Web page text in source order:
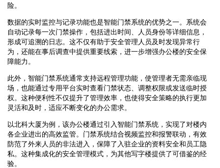
险。
数据的实时监控与记录功能也是智能门禁系统的优势之一。系统会
自动记录每一次门禁操作，包括进出时间、人员身份等详细信息，
形成可追溯的日志。这不仅有助于安全管理人员及时发现异常行
为，还能在事后调查中提供重要线索，进一步增强办公楼的安全保
障能力。
此外，智能门禁系统通常支持远程管理功能，使管理者无需亲临现
场，也能通过专用平台实时查看门禁状态、调整权限或发送临时授
权。这种便利性不仅提升了管理效率，也使得安全策略的执行更加
灵活和及时，适应不断变化的办公需求。
以北科大厦为例，该办公楼通过引入智能门禁系统，实现了对楼内
各企业进出的高效监管。门禁系统结合视频监控和报警联动，有效
防范了外来人员的非法进入，保障了入驻企业的资料安全和员工隐
私。这种集成化的安全管理模式，为其他写字楼提供了可借鉴的经
验。